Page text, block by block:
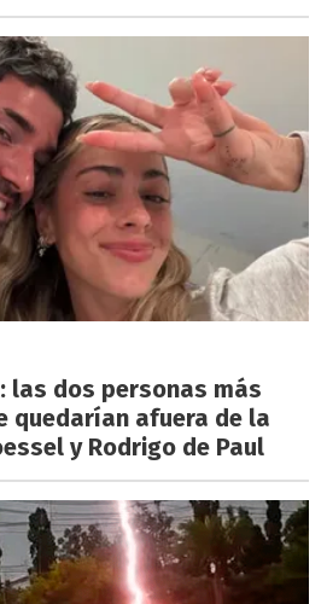
las dos personas más
quedarían afuera de la
y Rodrigo de Paul